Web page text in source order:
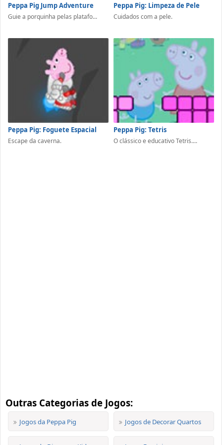
Peppa Pig Jump Adventure
Guie a porquinha pelas platafo...
Peppa Pig: Limpeza de Pele
Cuidados com a pele.
Peppa Pig: Foguete Espacial
Escape da caverna.
Peppa Pig: Tetris
O clássico e educativo Tetris....
Outras Categorias de Jogos:
Jogos da Peppa Pig Jogos de Decorar Quartos